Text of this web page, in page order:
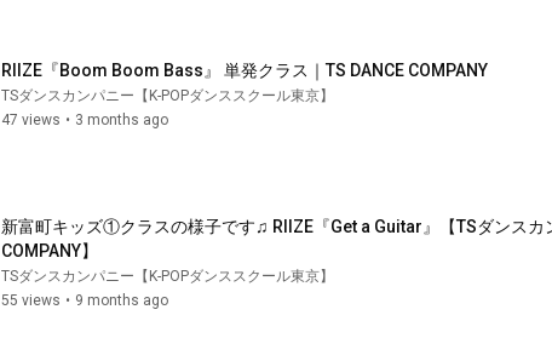
RIIZE『Boom Boom Bass』 単発クラス｜TS DANCE COMPANY
TSダンスカンパニー【K-POPダンススクール東京】
47 views • 3 months ago
新富町キッズ①クラスの様子です♫ RIIZE『Get a Guitar』【TSダンスカ
COMPANY】
TSダンスカンパニー【K-POPダンススクール東京】
55 views • 9 months ago